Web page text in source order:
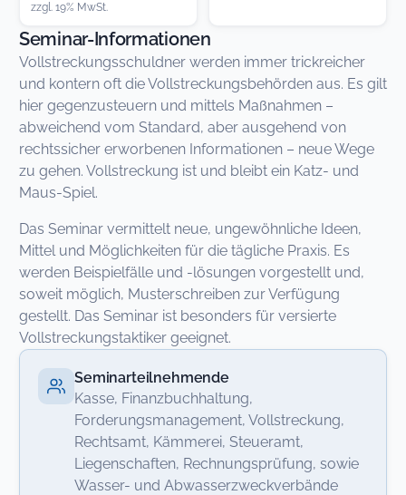
zzgl. 19% MwSt.
Seminar-Informationen
Vollstreckungsschuldner werden immer trickreicher
und kontern oft die Vollstreckungsbehörden aus. Es gilt
hier gegenzusteuern und mittels Maßnahmen –
abweichend vom Standard, aber ausgehend von
rechtssicher erworbenen Informationen – neue Wege
zu gehen. Vollstreckung ist und bleibt ein Katz- und
Maus-Spiel.
Das Seminar vermittelt neue, ungewöhnliche Ideen,
Mittel und Möglichkeiten für die tägliche Praxis. Es
werden Beispielfälle und -lösungen vorgestellt und,
soweit möglich, Musterschreiben zur Verfügung
gestellt. Das Seminar ist besonders für versierte
Vollstreckungstaktiker geeignet.
Seminarteilnehmende
Kasse, Finanzbuchhaltung,
Forderungsmanagement, Vollstreckung,
Rechtsamt, Kämmerei, Steueramt,
Liegenschaften, Rechnungsprüfung, sowie
Wasser- und Abwasserzweckverbände